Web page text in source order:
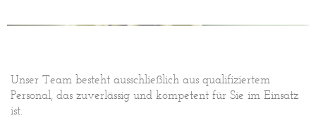
Unser Team besteht ausschließlich aus qualifiziertem
Personal, das zuverlässig und kompetent für Sie im Einsatz
ist.